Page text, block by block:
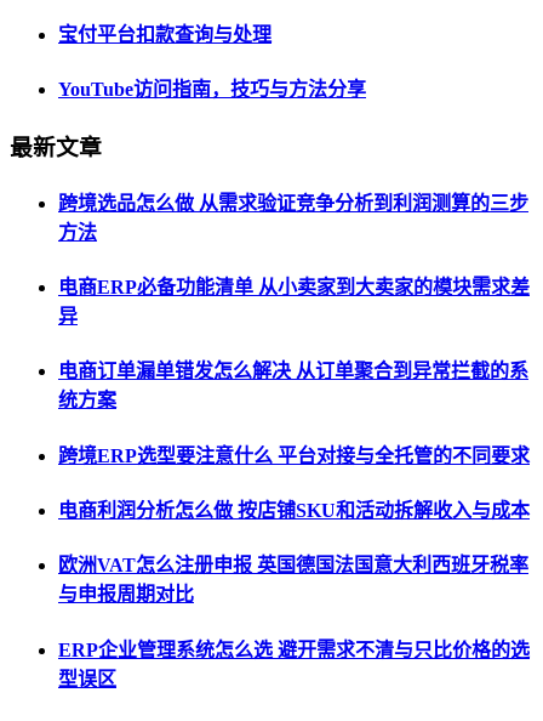
宝付平台扣款查询与处理
YouTube访问指南，技巧与方法分享
最新文章
跨境选品怎么做 从需求验证竞争分析到利润测算的三步
方法
电商ERP必备功能清单 从小卖家到大卖家的模块需求差
异
电商订单漏单错发怎么解决 从订单聚合到异常拦截的系
统方案
跨境ERP选型要注意什么 平台对接与全托管的不同要求
电商利润分析怎么做 按店铺SKU和活动拆解收入与成本
欧洲VAT怎么注册申报 英国德国法国意大利西班牙税率
与申报周期对比
ERP企业管理系统怎么选 避开需求不清与只比价格的选
型误区